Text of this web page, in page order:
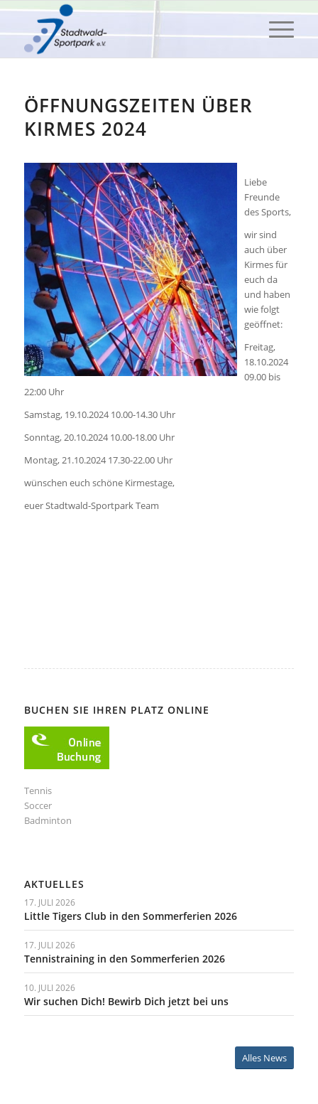
ÖFFNUNGSZEITEN ÜBER
KIRMES 2024
Liebe
Freunde
des Sports,
wir sind
auch über
Kirmes für
euch da
und haben
wie folgt
geöffnet:
Freitag,
18.10.2024
09.00 bis
22:00 Uhr
Samstag, 19.10.2024 10.00-14.30 Uhr
Sonntag, 20.10.2024 10.00-18.00 Uhr
Montag, 21.10.2024 17.30-22.00 Uhr
wünschen euch schöne Kirmestage,
euer Stadtwald-Sportpark Team
BUCHEN SIE IHREN PLATZ ONLINE
Tennis
Soccer
Badminton
AKTUELLES
17. JULI 2026
Little Tigers Club in den Sommerferien 2026
17. JULI 2026
Tennistraining in den Sommerferien 2026
10. JULI 2026
Wir suchen Dich! Bewirb Dich jetzt bei uns
Alles News